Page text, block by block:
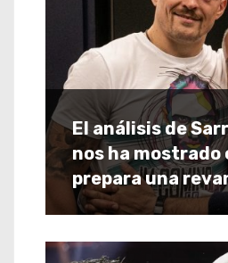
El análisis de
nos ha mostrado
prepara una